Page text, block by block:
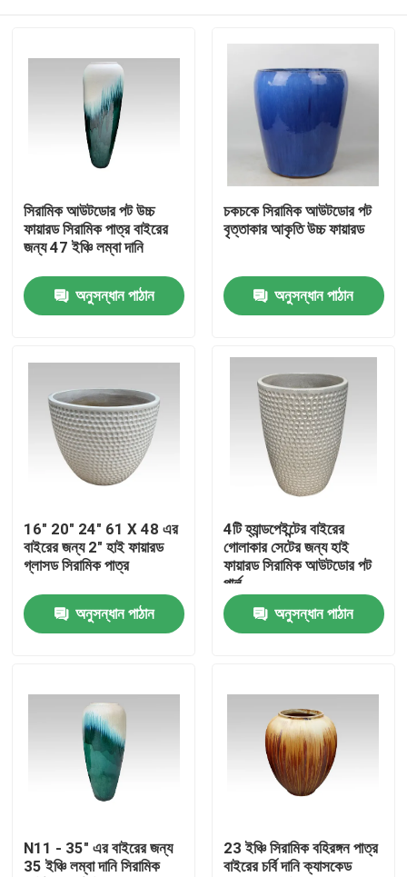
পণ্য
আমাদের সম্পর্কে
কারখানা ভ্রমণ
মান নিয়ন্ত্রণ
আমাদের সাথে যোগাযোগ করুন
খবর
সিরামিক কামাডো গ্রিল
সিরামিক চারকোল গ্রিল
সিরামিক আউটডোর পট উচ্চ
ফায়ারড সিরামিক পাত্র বাইরের
জন্য 47 ইঞ্চি লম্বা দানি
অনুসন্ধান পাঠান
চকচকে সিরামিক আউটডোর পট
বৃত্তাকার আকৃতি উচ্চ ফায়ারড
অনুসন্ধান পাঠান
16" 20" 24" 61 X 48 এর
বাইরের জন্য 2" হাই ফায়ারড
গ্লাসড সিরামিক পাত্র
অনুসন্ধান পাঠান
4টি হ্যান্ডপেইন্টের বাইরের
গোলাকার সেটের জন্য হাই
ফায়ারড সিরামিক আউটডোর পট
পার্ল
অনুসন্ধান পাঠান
N11 - 35" এর বাইরের জন্য
35 ইঞ্চি লম্বা দানি সিরামিক
23 ইঞ্চি সিরামিক বহিরঙ্গন পাত্র
বাইরের চর্বি দানি ক্যাসকেড